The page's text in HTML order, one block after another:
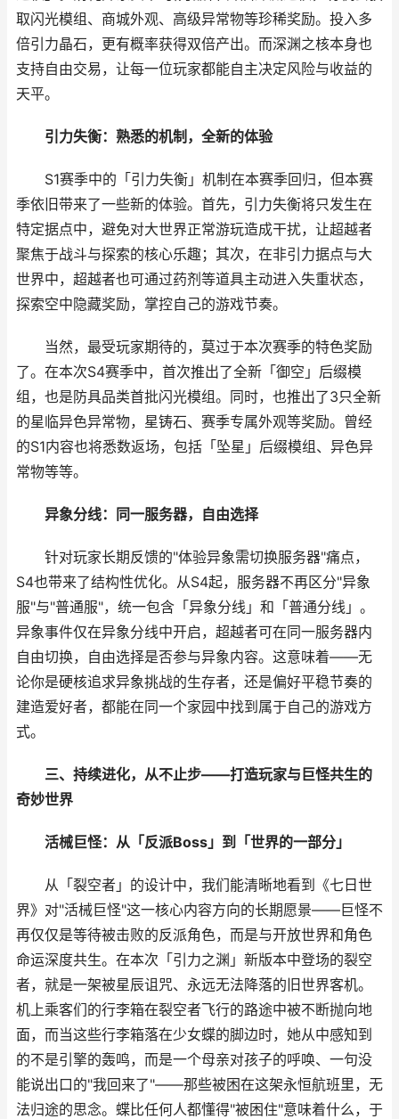
取闪光模组、商城外观、高级异常物等珍稀奖励。投入多
倍引力晶石，更有概率获得双倍产出。而深渊之核本身也
支持自由交易，让每一位玩家都能自主决定风险与收益的
天平。
引力失衡：熟悉的机制，全新的体验
S1赛季中的「引力失衡」机制在本赛季回归，但本赛
季依旧带来了一些新的体验。首先，引力失衡将只发生在
特定据点中，避免对大世界正常游玩造成干扰，让超越者
聚焦于战斗与探索的核心乐趣；其次，在非引力据点与大
世界中，超越者也可通过药剂等道具主动进入失重状态，
探索空中隐藏奖励，掌控自己的游戏节奏。
当然，最受玩家期待的，莫过于本次赛季的特色奖励
了。在本次S4赛季中，首次推出了全新「御空」后缀模
组，也是防具品类首批闪光模组。同时，也推出了3只全新
的星临异色异常物，星铸石、赛季专属外观等奖励。曾经
的S1内容也将悉数返场，包括「坠星」后缀模组、异色异
常物等等。
异象分线：同一服务器，自由选择
针对玩家长期反馈的"体验异象需切换服务器"痛点，
S4也带来了结构性优化。从S4起，服务器不再区分"异象
服"与"普通服"，统一包含「异象分线」和「普通分线」。
异象事件仅在异象分线中开启，超越者可在同一服务器内
自由切换，自由选择是否参与异象内容。这意味着——无
论你是硬核追求异象挑战的生存者，还是偏好平稳节奏的
建造爱好者，都能在同一个家园中找到属于自己的游戏方
式。
三、持续进化，从不止步——打造玩家与巨怪共生的
奇妙世界
活械巨怪：从「反派Boss」到「世界的一部分」
从「裂空者」的设计中，我们能清晰地看到《七日世
界》对"活械巨怪"这一核心内容方向的长期愿景——巨怪不
再仅仅是等待被击败的反派角色，而是与开放世界和角色
命运深度共生。在本次「引力之渊」新版本中登场的裂空
者，就是一架被星辰诅咒、永远无法降落的旧世界客机。
机上乘客们的行李箱在裂空者飞行的路途中被不断抛向地
面，而当这些行李箱落在少女蝶的脚边时，她从中感知到
的不是引擎的轰鸣，而是一个母亲对孩子的呼唤、一句没
能说出口的"我回来了"——那些被困在这架永恒航班里，无
法归途的思念。蝶比任何人都懂得"被困住"意味着什么，于